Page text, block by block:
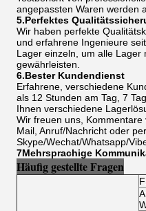
angepassten Waren werden
5.Perfektes
Wir haben perfekte
und erfahrene Ingenieure
Lager einzeln, um alle Lager
gewährleisten.
6.Bester Kundendienst
Erfahrene, verschiedene
als 12 Stunden am Tag, 7
Ihnen verschiedene
Wir freuen uns,
Mail, Anruf/Nachricht oder per
Skype/Wechat/Whatsapp/
7Mehrsprachige
Häufig gestellte Fragen